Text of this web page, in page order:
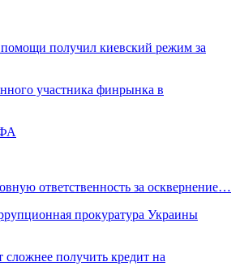
получил киевский режим за
участника финрынка в
ответственность за осквернение…
прокуратура Украины
сложнее получить кредит на